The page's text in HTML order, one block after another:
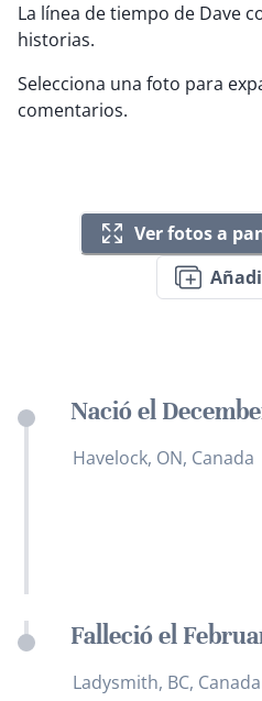
La línea de tiempo de Dave
historias.
Selecciona una foto para
comentarios.
Ver fotos a
Nació el
Havelock, ON, Canada
Falleció el
Ladysmith, BC, Canada